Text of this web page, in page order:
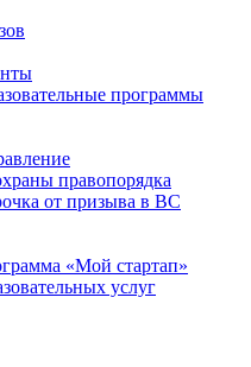
программы
правопорядка
от призыва в ВС
«Мой стартап»
услуг